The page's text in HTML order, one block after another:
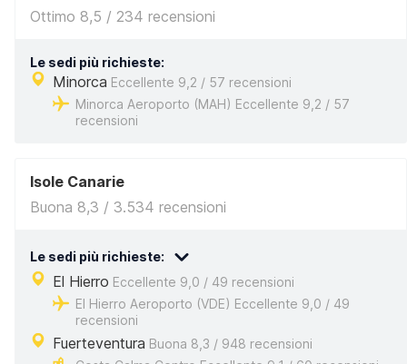
Ottimo 8,5 / 234 recensioni
Le sedi più richieste:
Minorca Eccellente 9,2 / 57 recensioni
Minorca Aeroporto (MAH) Eccellente 9,2 / 57
recensioni
Isole Canarie
Buona 8,3 / 3.534 recensioni
Le sedi più richieste:
El Hierro Eccellente 9,0 / 49 recensioni
El Hierro Aeroporto (VDE) Eccellente 9,0 / 49
recensioni
Fuerteventura Buona 8,3 / 948 recensioni